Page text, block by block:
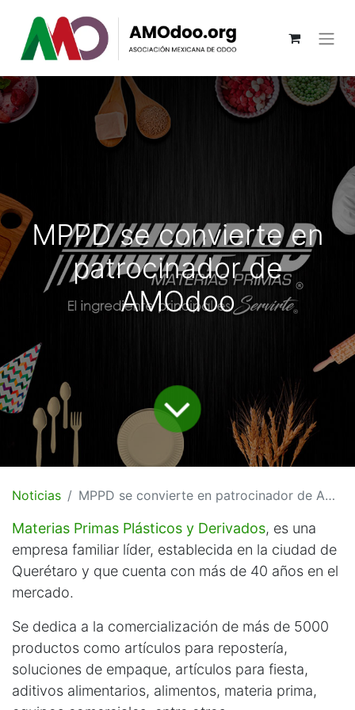
MPPD se convierte en
patrocinador de
AMOdoo
Noticias MPPD se convierte en patrocinador de AMOdoo
Materias Primas Plásticos y Derivados, es una
empresa familiar líder, establecida en la ciudad de
Querétaro y que cuenta con más de 40 años en el
mercado.
Se dedica a la comercialización de más de 5000
productos como artículos para repostería,
soluciones de empaque, artículos para fiesta,
aditivos alimentarios, alimentos, materia prima,